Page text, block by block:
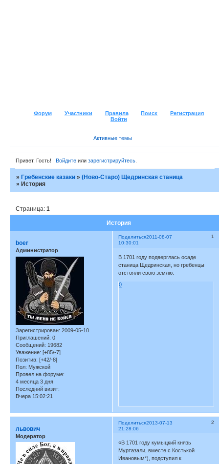
Форум Участники Правила Поиск
Регистрация
Войти
Активные темы
Привет, Гость! Войдитеили зарегистрируйтесь.
»Гребенские казаки »(Ново-Старо) Щедринская станица
»История
История
Страница:1
Поделиться 1
2011-08-07
10:30:01
boer
Администратор
Зарегистрирован: 2009-05-10
Приглашений: 0
Сообщений: 19682
Уважение: [+85/-7]
Позитив: [+42/-8]
Пол: Мужской
Провел на форуме:
4 месяца 3 дня
Последний визит:
Вчера 15:02:21
В 1701 году подверглась осаде
станица Щедринская, но гребенцы
отстояли свою землю.
0
Поделиться 2
2013-07-13
21:28:06
львович
Модератор
«В 1701 году кумыцкий князь
Муртазали, вместе с Костькой
Ивановым*), подступил к